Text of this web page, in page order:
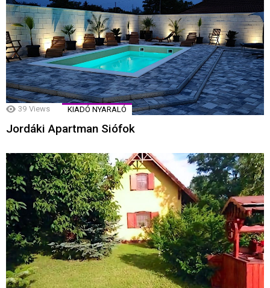
39 Views KIADÓ NYARALÓ
Jordáki Apartman Siófok